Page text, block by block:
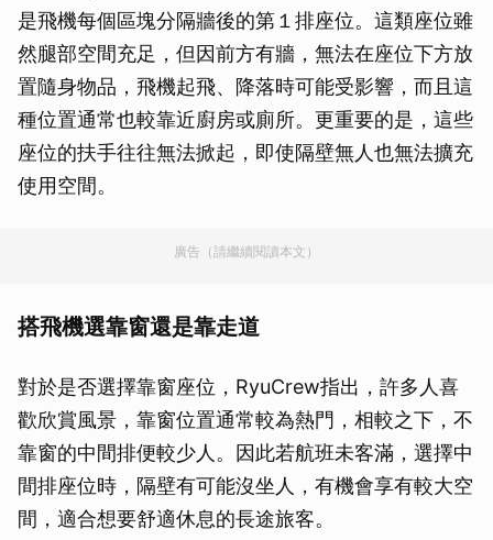
是飛機每個區塊分隔牆後的第１排座位。這類座位雖
然腿部空間充足，但因前方有牆，無法在座位下方放
置隨身物品，飛機起飛、降落時可能受影響，而且這
種位置通常也較靠近廚房或廁所。更重要的是，這些
座位的扶手往往無法掀起，即使隔壁無人也無法擴充
使用空間。
廣告（請繼續閱讀本文）
搭飛機選靠窗還是靠走道
對於是否選擇靠窗座位，RyuCrew指出，許多人喜
歡欣賞風景，靠窗位置通常較為熱門，相較之下，不
靠窗的中間排便較少人。因此若航班未客滿，選擇中
間排座位時，隔壁有可能沒坐人，有機會享有較大空
間，適合想要舒適休息的長途旅客。